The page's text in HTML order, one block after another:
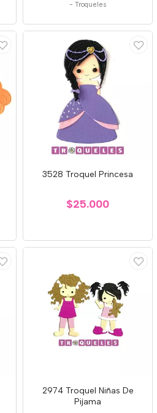
- Troqueles
3528 Troquel Princesa
$25.000
2974 Troquel Niñas De
Pijama